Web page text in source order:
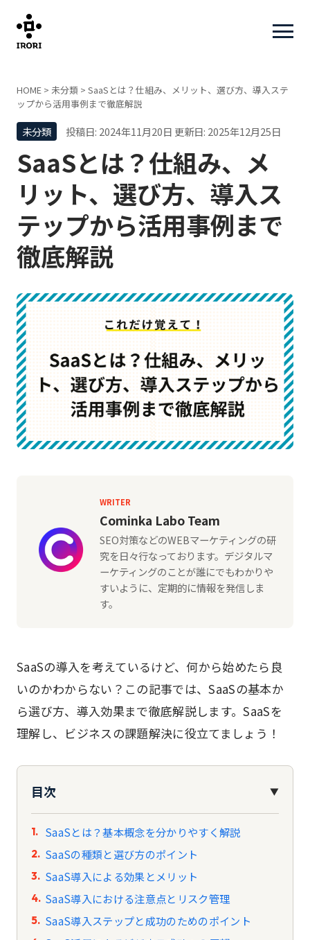
HOME > 未分類 > SaaSとは？仕組み、メリット、選び方、導入ステ
ップから活用事例まで徹底解説
未分類 投稿日: 2024年11月20日 更新日: 2025年12月25日
SaaSとは？仕組み、メ
リット、選び方、導入ス
テップから活用事例まで
徹底解説
WRITER
Cominka Labo Team
SEO対策などのWEBマーケティングの研
究を日々行なっております。デジタルマ
ーケティングのことが誰にでもわかりや
すいように、定期的に情報を発信しま
す。
SaaSの導入を考えているけど、何から始めたら良
いのかわからない？この記事では、SaaSの基本か
ら選び方、導入効果まで徹底解説します。SaaSを
理解し、ビジネスの課題解決に役立てましょう！
目次 ▼
SaaSとは？基本概念を分かりやすく解説
SaaSの種類と選び方のポイント
SaaS導入による効果とメリット
SaaS導入における注意点とリスク管理
SaaS導入ステップと成功のためのポイント